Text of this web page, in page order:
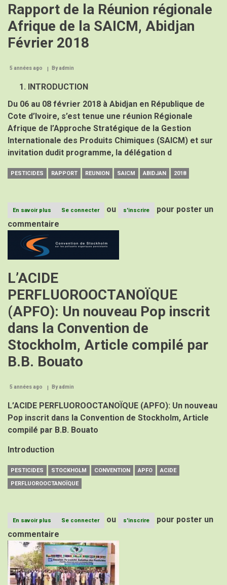
Rapport de la Réunion régionale
Afrique de la SAICM, Abidjan
Février 2018
5 années ago Byadmin
INTRODUCTION
Du 06 au 08 février 2018 à Abidjan en République de
Cote d’Ivoire, s’est tenue une réunion Régionale
Afrique de l’Approche Stratégique de la Gestion
Internationale des Produits Chimiques (SAICM) et sur
invitation dudit programme, la délégation d
PESTICIDES RAPPORT REUNION SAICM ABIDJAN 2018
En savoir plus
Rapport
de
Réunion
Afrique
la
Abidjan
Février
2018
Se connecter ou s'inscrire
pour poster un
commentaire
Image
L’ACIDE
PERFLUOROOCTANOÏQUE
(APFO): Un nouveau Pop inscrit
dans la Convention de
Stockholm, Article compilé par
B.B. Bouato
5 années ago Byadmin
L’ACIDE PERFLUOROOCTANOÏQUE (APFO): Un nouveau
Pop inscrit dans la Convention de Stockholm, Article
compilé par B.B. Bouato
Introduction
PESTICIDES STOCKHOLM CONVENTION APFO
ACIDE
PERFLUOROOCTANOÏQUE
En savoir plus
L’ACIDE
PERFLUOROOCTANOÏQUE
(APFO):
Un
nouveau
Pop
inscrit
Se connecter ou s'inscrire
pour poster un
commentaire
Image